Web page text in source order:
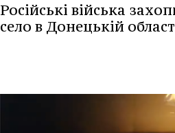
Російські війська
село в Донецькій